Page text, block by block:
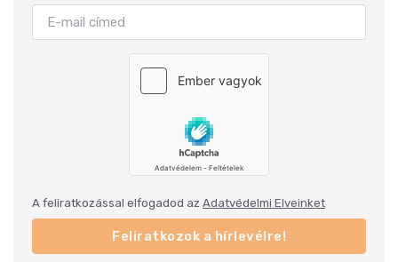
A feliratkozással elfogadod az Adatvédelmi Elveinket
Feliratkozok a hírlevélre!